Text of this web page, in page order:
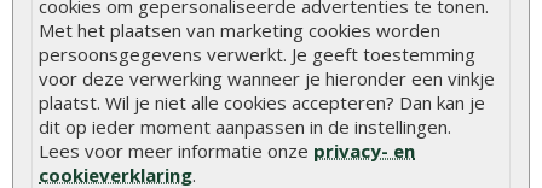
cookies om gepersonaliseerde advertenties te tonen.
Met het plaatsen van marketing cookies worden
persoonsgegevens verwerkt. Je geeft toestemming
voor deze verwerking wanneer je hieronder een vinkje
plaatst. Wil je niet alle cookies accepteren? Dan kan je
dit op ieder moment aanpassen in de instellingen.
Lees voor meer informatie onze privacy- en
cookieverklaring.
Welke palen voor een schapenhek
Alle populaire categorieën
Tuinhout
Schutting
Tuindeuren
Tuinschermen